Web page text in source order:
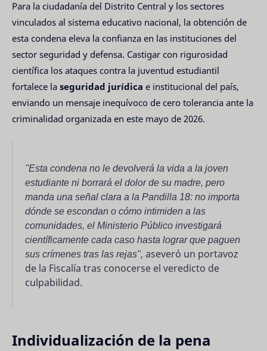
Para la ciudadanía del Distrito Central y los sectores
vinculados al sistema educativo nacional, la obtención de
esta condena eleva la confianza en las instituciones del
sector seguridad y defensa. Castigar con rigurosidad
científica los ataques contra la juventud estudiantil
fortalece la seguridad jurídica e institucional del país,
enviando un mensaje inequívoco de cero tolerancia ante la
criminalidad organizada en este mayo de 2026.
"Esta condena no le devolverá la vida a la joven
estudiante ni borrará el dolor de su madre, pero
manda una señal clara a la Pandilla 18: no importa
dónde se escondan o cómo intimiden a las
comunidades, el Ministerio Público investigará
científicamente cada caso hasta lograr que paguen
sus crímenes tras las rejas", aseveró un portavoz
de la Fiscalía tras conocerse el veredicto de
culpabilidad.
Individualización de la pena